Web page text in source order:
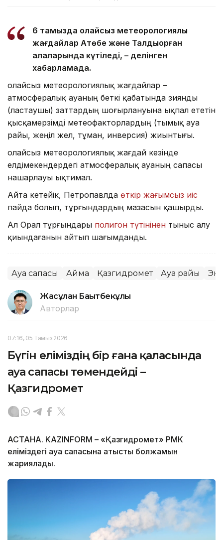
6 тамызда қолайсыз метеорологиялық
жағдайлар Ақтөбе және Талдықорған
қалаларында күтіледі, – делінген
хабарламада.
Қолайсыз метеорологиялық жағдайлар –
атмосфералық ауаның беткі қабатында зиянды
(ластаушы) заттардың шоғырлануына ықпал ететін
қысқамерзімді метеофакторлардың (тымық ауа
райы, жеңіл жел, тұман, инверсия) жиынтығы.
Қолайсыз метеорологиялық жағдай кезінде
елдімекендердегі атмосфералық ауаның сапасы
нашарлауы ықтимал.
Айта кетейік, Петропавлда өткір жағымсыз иіс
пайда болып, тұрғындардың мазасын қашырды.
Ал Орал тұрғындары полигон түтінінен тыныс алу
қиындағанын айтып шағымданды.
Ауа сапасы Аймақ Қазгидромет Ауа райы
Жасұлан Бақытбекұлы
Авторлар
07:16, 05 Тамыз 2026
Бүгін еліміздің бір ғана қаласында
ауа сапасы төмендейді –
Қазгидромет
АСТАНА. KAZINFORM – «Қазгидромет» РМК
еліміздегі ауа сапасына қатысты болжамын
жариялады.